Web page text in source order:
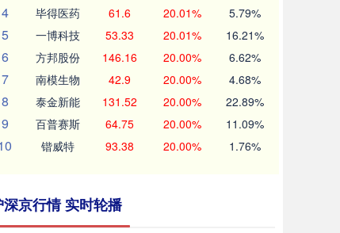
4 毕得医药 61.6 20.01% 5.79%
5 一博科技 53.33 20.01% 16.21%
6 方邦股份 146.16 20.00% 6.62%
7 南模生物 42.9 20.00% 4.68%
8 泰金新能 131.52 20.00% 22.89%
9 百普赛斯 64.75 20.00% 11.09%
锴威特 93.38 20.00% 1.76%
深京行情 实时轮播